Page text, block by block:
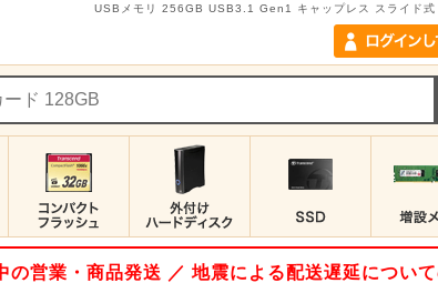
USBメモリ 256GB USB3.1 Gen1 キャップレス スライド
営業・商品発送 ／ 地震による配送遅延につい